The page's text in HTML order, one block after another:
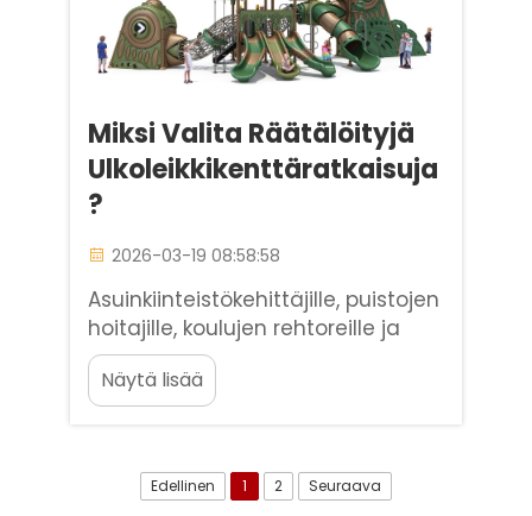
Miksi Valita Räätälöityjä
Ulkoleikkikenttäratkaisuja
?
2026-03-19 08:58:58
Asuinkiinteistökehittäjille, puistojen
hoitajille, koulujen rehtoreille ja
nähtävyyksien omistajille
ulkoleikkikenttä on paljon
enemmän kuin pelkkä leikkipaikka
yhteenkuuluvuuden keskus,
todistettu kaupallisen kasvun
Näytä lisää
Edellinen 1 2 Seuraava